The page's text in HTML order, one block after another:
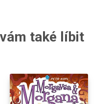
také líbit